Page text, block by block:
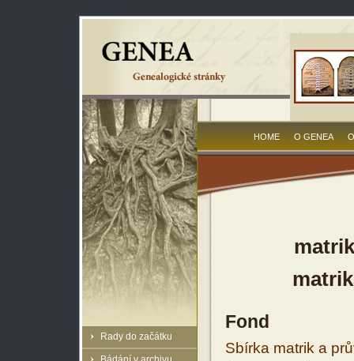
Rady do začátku
HOME O GENEA
Fond
Sbírka matrik a